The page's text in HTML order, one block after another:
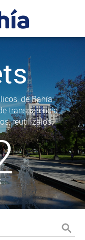
de Bahía
transparencia.
reutilizalos.